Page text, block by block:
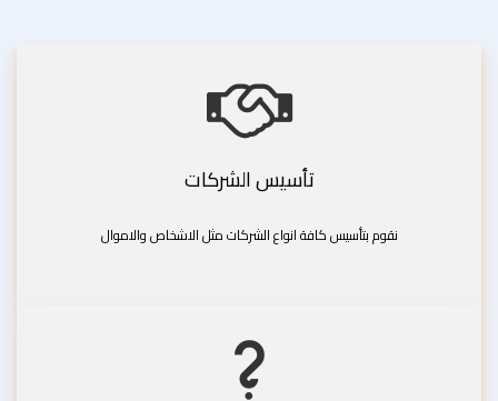
تأسيس الشركات
نقوم بتأسيس كافة انواع الشركات مثل الاشخاص والاموال